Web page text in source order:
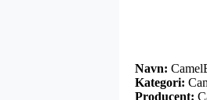
Navn:
Kategori:
Producent: